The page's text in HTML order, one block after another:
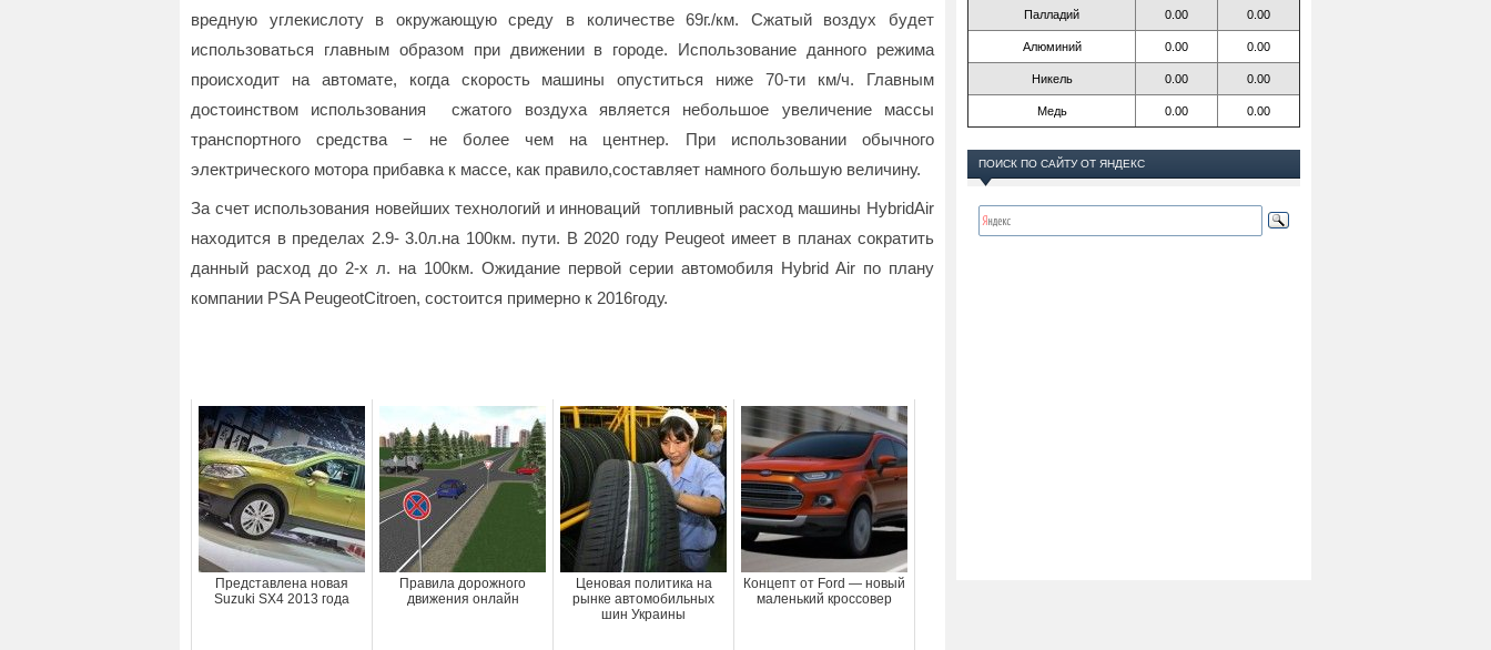
вредную углекислоту в окружающую среду в количестве 69г./км. Сжатый воздух будет
использоваться главным образом при движении в городе. Использование данного режима
происходит на автомате, когда скорость машины опуститься ниже 70-ти км/ч. Главным
достоинством использования сжатого воздуха является небольшое увеличение массы
транспортного средства − не более чем на центнер. При использовании обычного
электрического мотора прибавка к массе, как правило,составляет намного большую величину.
За счет использования новейших технологий и инноваций топливный расход машины HybridAir
находится в пределах 2.9- 3.0л.на 100км. пути. В 2020 году Peugeot имеет в планах сократить
данный расход до 2-х л. на 100км. Ожидание первой серии автомобиля Hybrid Air по плану
компании PSA PeugeotCitroen, состоится примерно к 2016году.
Представлена новая
Suzuki SX4 2013 года
Правила дорожного
движения онлайн
Ценовая политика на
рынке автомобильных
шин Украины
Концепт от Ford — новый
маленький кроссовер
Палладий 0.00 0.00
Алюминий 0.00 0.00
Никель 0.00 0.00
Медь 0.00 0.00
ПОИСК ПО САЙТУ ОТ ЯНДЕКС